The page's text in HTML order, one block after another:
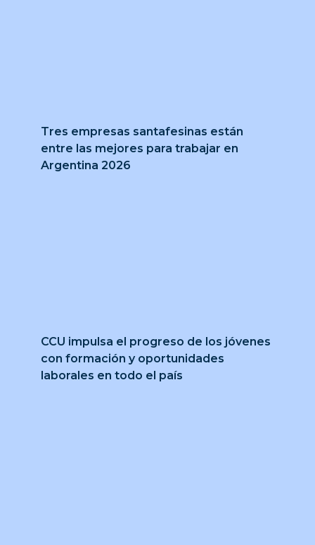
Tres empresas santafesinas están
entre las mejores para trabajar en
Argentina 2026
CCU impulsa el progreso de los jóvenes
con formación y oportunidades
laborales en todo el país